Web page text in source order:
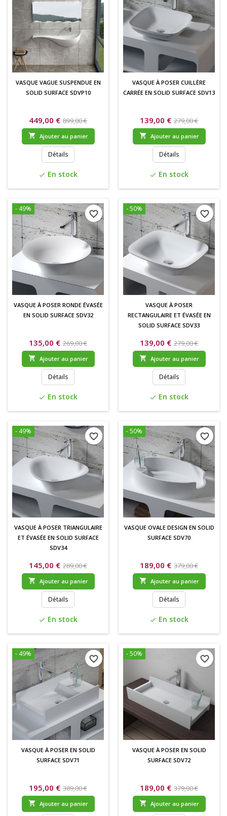
VASQUE VAGUE SUSPENDUE EN
SOLID SURFACE SDVP10
449,00 € 899,00 €
 Ajouter au panier
Détails
check En stock
VASQUE À POSER CUILLÈRE
CARRÉE EN SOLID SURFACE SDV13
139,00 € 279,00 €
 Ajouter au panier
Détails
check En stock
- 49%
VASQUE À POSER RONDE ÉVASÉE
EN SOLID SURFACE SDV32
135,00 € 269,00 €
 Ajouter au panier
Détails
check En stock
favorite_border
- 50%
VASQUE À POSER
RECTANGULAIRE ET ÉVASÉE EN
SOLID SURFACE SDV33
139,00 € 279,00 €
 Ajouter au panier
Détails
check En stock
favorite_border
- 49%
VASQUE À POSER TRIANGULAIRE
ET ÉVASÉE EN SOLID SURFACE
SDV34
145,00 € 289,00 €
 Ajouter au panier
Détails
check En stock
favorite_border
- 50%
VASQUE OVALE DESIGN EN SOLID
SURFACE SDV70
189,00 € 379,00 €
 Ajouter au panier
Détails
check En stock
favorite_border
- 49%
VASQUE À POSER EN SOLID
SURFACE SDV71
195,00 € 389,00 €
 Ajouter au panier
favorite_border
- 50%
VASQUE À POSER EN SOLID
SURFACE SDV72
189,00 € 379,00 €
 Ajouter au panier
favorite_border